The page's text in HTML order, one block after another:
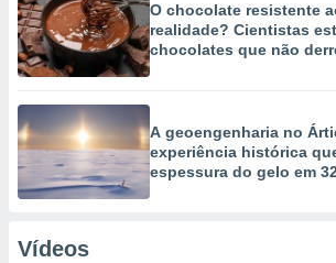
O chocolate resistente
realidade? Cientistas
chocolates que não
A geoengenharia no
experiência histórica
espessura do gelo em
Vídeos